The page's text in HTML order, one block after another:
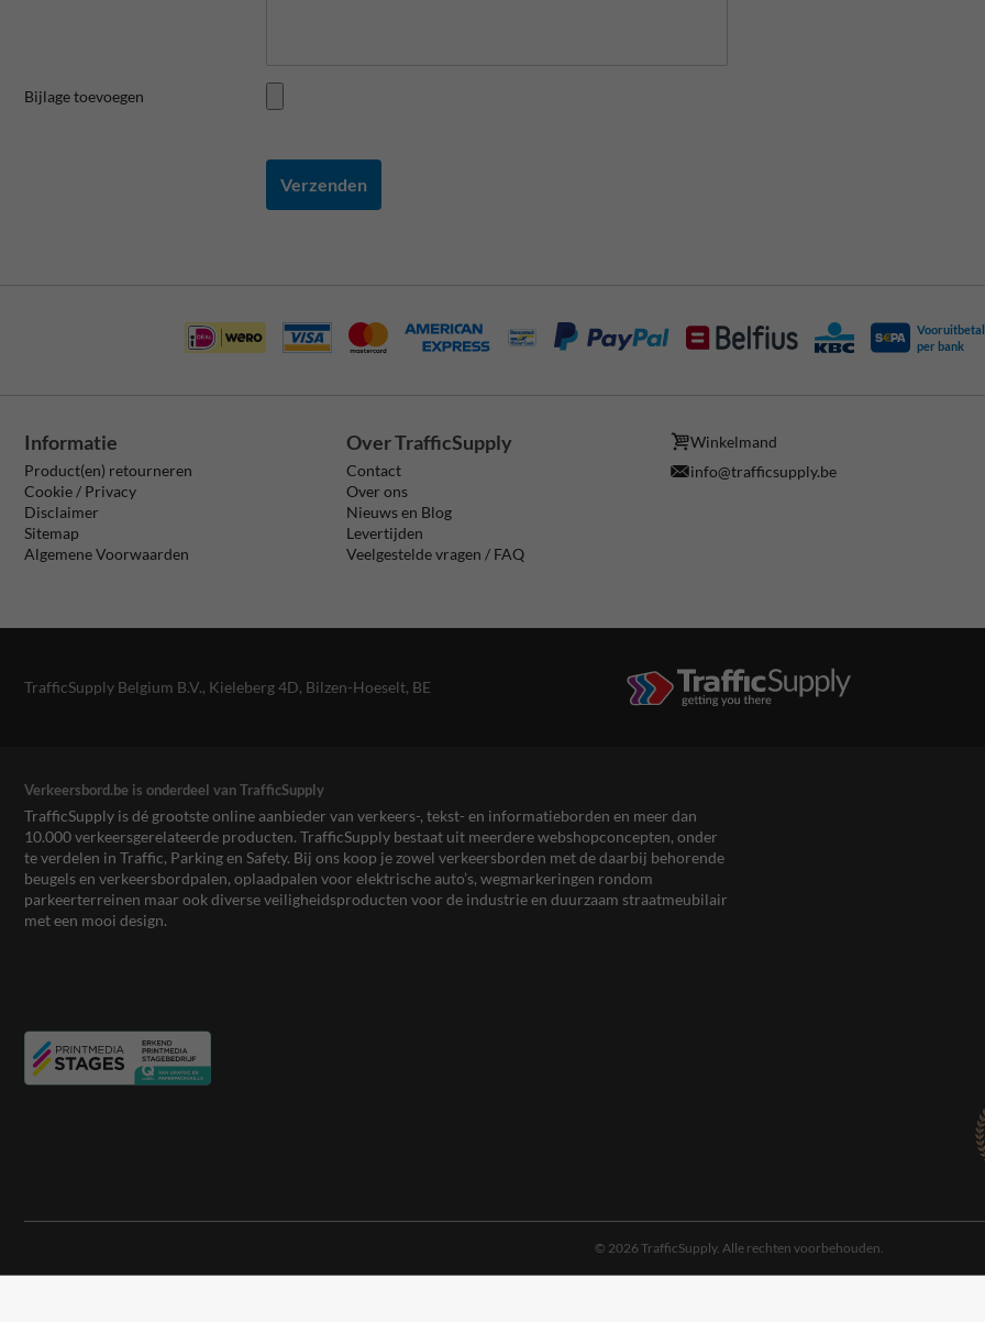
Bijlage toevoegen
Verzenden
per bank
Informatie
Product(en) retourneren
Cookie / Privacy
Disclaimer
Sitemap
Algemene Voorwaarden
Over TrafficSupply
Contact
Over ons
Nieuws en Blog
Levertijden
Veelgestelde vragen / FAQ
Winkelmand
info@trafficsupply.be
TrafficSupply Belgium B.V., Kieleberg 4D, Bilzen-Hoeselt, BE
Verkeersbord.be is onderdeel van TrafficSupply
TrafficSupply is dé grootste online aanbieder van verkeers-, tekst- en informatieborden en meer dan
10.000 verkeersgerelateerde producten. TrafficSupply bestaat uit meerdere webshopconcepten, onder
te verdelen in Traffic, Parking en Safety. Bij ons koop je zowel verkeersborden met de daarbij behorende
beugels en verkeersbordpalen, oplaadpalen voor elektrische auto’s, wegmarkeringen rondom
parkeerterreinen maar ook diverse veiligheidsproducten voor de industrie en duurzaam straatmeubilair
met een mooi design.
© 2026 TrafficSupply. Alle rechten voorbehouden.